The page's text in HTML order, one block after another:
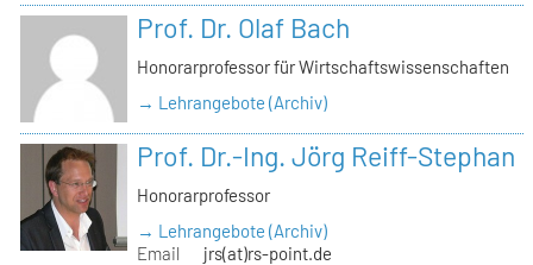
Prof. Dr. Olaf Bach
Honorarprofessor für Wirtschaftswissenschaften
→ Lehrangebote (Archiv)
Prof. Dr.-Ing. Jörg Reiff-Stephan
Honorarprofessor
→ Lehrangebote (Archiv)
Email
jrs(at)rs-point.de